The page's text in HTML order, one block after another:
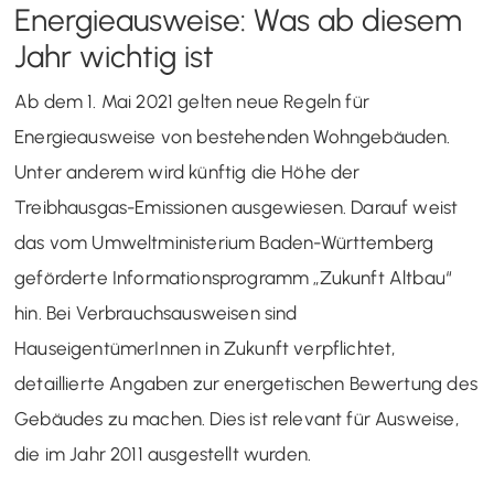
Energieausweise: Was ab diesem
Jahr wichtig ist
Ab dem 1. Mai 2021 gelten neue Regeln für
Energieausweise von bestehenden Wohngebäuden.
Unter anderem wird künftig die Höhe der
Treibhausgas-Emissionen ausgewiesen. Darauf weist
das vom Umweltministerium Baden-Württemberg
geförderte Informationsprogramm „Zukunft Altbau“
hin. Bei Verbrauchsausweisen sind
HauseigentümerInnen in Zukunft verpflichtet,
detaillierte Angaben zur energetischen Bewertung des
Gebäudes zu machen. Dies ist relevant für Ausweise,
die im Jahr 2011 ausgestellt wurden.